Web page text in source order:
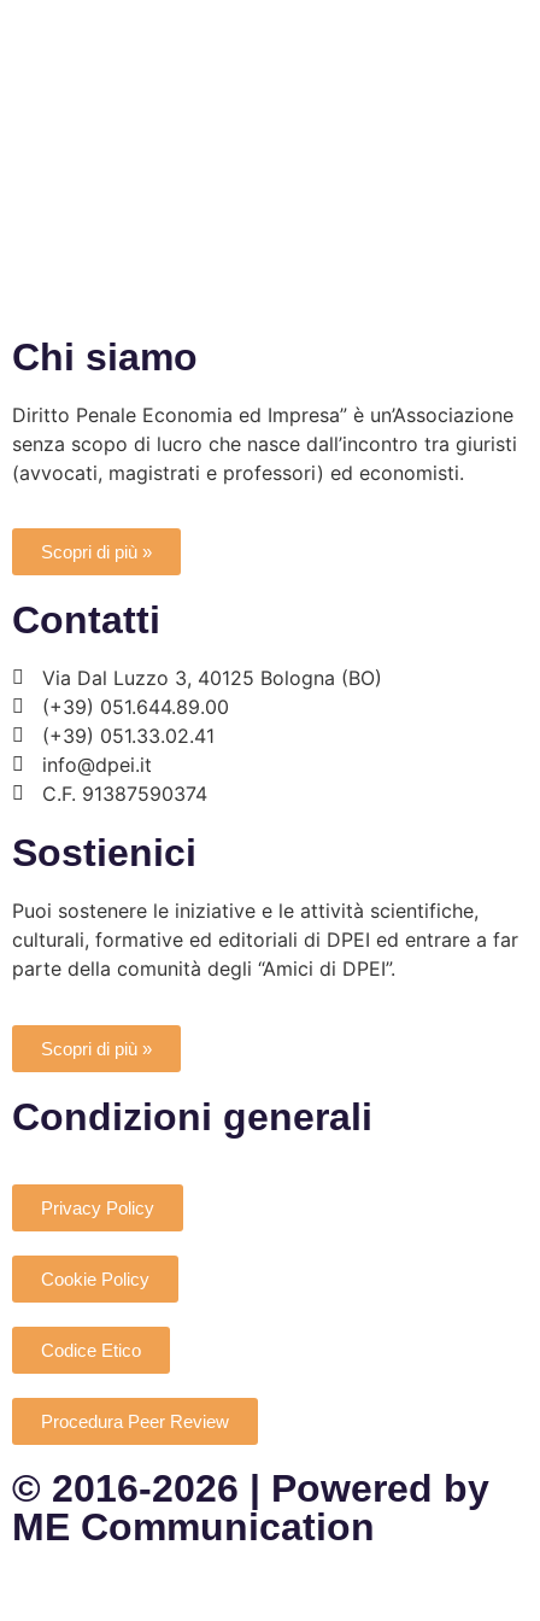
Chi siamo
Diritto Penale Economia ed Impresa” è un’Associazione
senza scopo di lucro che nasce dall’incontro tra giuristi
(avvocati, magistrati e professori) ed economisti.
Scopri di più »
Contatti
Via Dal Luzzo 3, 40125 Bologna (BO)
(+39) 051.644.89.00
(+39) 051.33.02.41
info@dpei.it
C.F. 91387590374
Sostienici
Puoi sostenere le iniziative e le attività scientifiche,
culturali, formative ed editoriali di DPEI ed entrare a far
parte della comunità degli “Amici di DPEI”.
Scopri di più »
Condizioni generali
Privacy Policy
Cookie Policy
Codice Etico
Procedura Peer Review
© 2016-2026 | Powered by
ME Communication